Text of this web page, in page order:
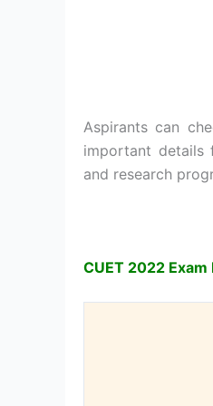
Aspirants can
important details
and research
CUET 2022 Exam